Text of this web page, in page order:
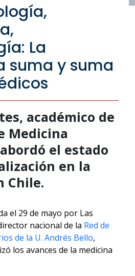
La
suma y suma
académico de
Medicina
el estado
en la
Chile.
el 29 de mayo por Las
nacional de la Red de
de la U. Andrés Bello,
los avances de la medicina